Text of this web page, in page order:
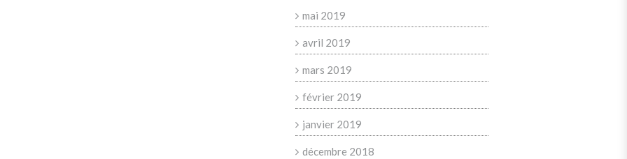
mai 2019
avril 2019
mars 2019
février 2019
janvier 2019
décembre 2018